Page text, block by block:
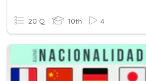
20 Q 10th 4